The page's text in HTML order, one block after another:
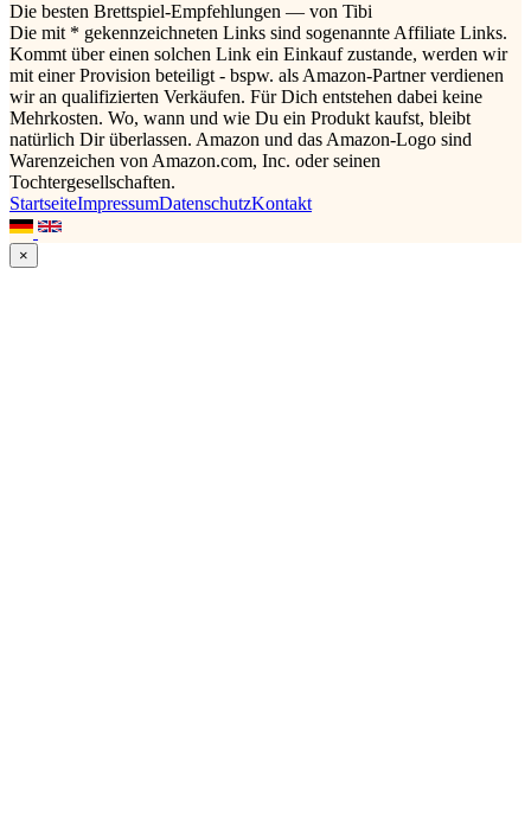
Die besten Brettspiel-Empfehlungen — von Tibi
Die mit * gekennzeichneten Links sind sogenannte Affiliate Links.
Kommt über einen solchen Link ein Einkauf zustande, werden wir
mit einer Provision beteiligt - bspw. als Amazon-Partner verdienen
wir an qualifizierten Verkäufen. Für Dich entstehen dabei keine
Mehrkosten. Wo, wann und wie Du ein Produkt kaufst, bleibt
natürlich Dir überlassen. Amazon und das Amazon-Logo sind
Warenzeichen von Amazon.com, Inc. oder seinen
Tochtergesellschaften.
StartseiteImpressumDatenschutzKontakt
×